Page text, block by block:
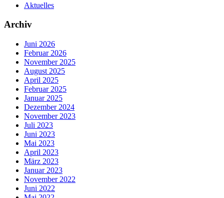
Aktuelles
Archiv
Juni 2026
Februar 2026
November 2025
August 2025
April 2025
Februar 2025
Januar 2025
Dezember 2024
November 2023
Juli 2023
Juni 2023
Mai 2023
April 2023
März 2023
Januar 2023
November 2022
Juni 2022